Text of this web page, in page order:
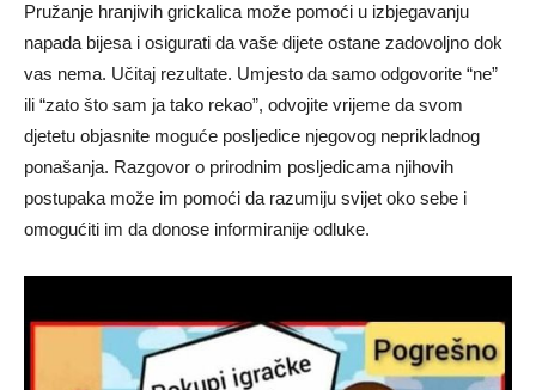
Pružanje hranjivih grickalica može pomoći u izbjegavanju
napada bijesa i osigurati da vaše dijete ostane zadovoljno dok
vas nema. Učitaj rezultate. Umjesto da samo odgovorite “ne”
ili “zato što sam ja tako rekao”, odvojite vrijeme da svom
djetetu objasnite moguće posljedice njegovog neprikladnog
ponašanja. Razgovor o prirodnim posljedicama njihovih
postupaka može im pomoći da razumiju svijet oko sebe i
omogućiti im da donose informiranije odluke.